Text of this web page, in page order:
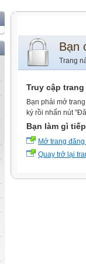
Bạn
Trang
Truy cập
Bạn phải mở
ký rồi nhấn nút
Bạn làm gì
Mở trang
Quay trở lại